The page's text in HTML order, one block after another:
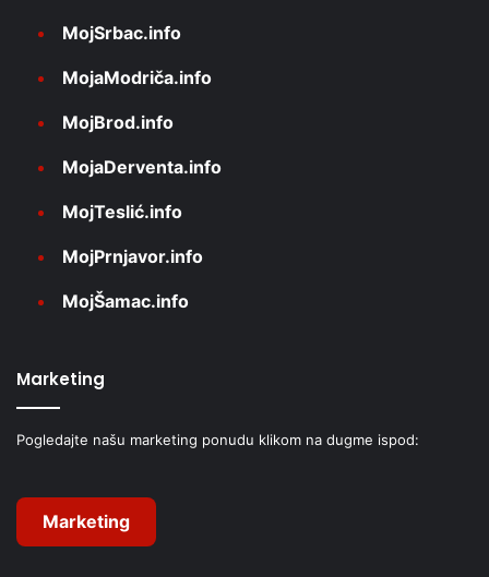
MojSrbac.info
MojaModriča.info
MojBrod.info
MojaDerventa.info
MojTeslić.info
MojPrnjavor.info
MojŠamac.info
Marketing
Pogledajte našu marketing ponudu klikom na dugme ispod:
Marketing